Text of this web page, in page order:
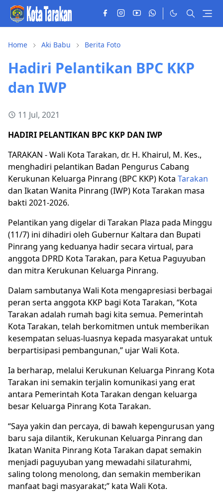
Home Aki Babu Berita Foto
Hadiri Pelantikan BPC KKP
dan IWP
11 Jul, 2021
HADIRI PELANTIKAN BPC KKP DAN IWP
TARAKAN - Wali Kota Tarakan, dr. H. Khairul, M. Kes.,
menghadiri pelantikan Badan Pengurus Cabang
Kerukunan Keluarga Pinrang (BPC KKP) Kota Tarakan
dan Ikatan Wanita Pinrang (IWP) Kota Tarakan masa
bakti 2021-2026.
Pelantikan yang digelar di Tarakan Plaza pada Minggu
(11/7) ini dihadiri oleh Gubernur Kaltara dan Bupati
Pinrang yang keduanya hadir secara virtual, para
anggota DPRD Kota Tarakan, para Ketua Paguyuban
dan mitra Kerukunan Keluarga Pinrang.
Dalam sambutanya Wali Kota mengapresiasi berbagai
peran serta anggota KKP bagi Kota Tarakan, “Kota
Tarakan adalah rumah bagi kita semua. Pemerintah
Kota Tarakan, telah berkomitmen untuk memberikan
kesempatan seluas-luasnya kepada masyarakat untuk
berpartisipasi pembangunan,” ujar Wali Kota.
Ia berharap, melalui Kerukunan Keluarga Pinrang Kota
Tarakan ini semakin terjalin komunikasi yang erat
antara Pemerintah Kota Tarakan dengan keluarga
besar Keluarga Pinrang Kota Tarakan.
“Saya yakin dan percaya, di bawah kepengurusan yang
baru saja dilantik, Kerukunan Keluarga Pinrang dan
Ikatan Wanita Pinrang Kota Tarakan dapat semakin
menjadi paguyuban yang mewadahi silaturahmi,
saling tolong menolong, dan semakin memberikan
manfaat bagi masyarakat;” kata Wali Kota.